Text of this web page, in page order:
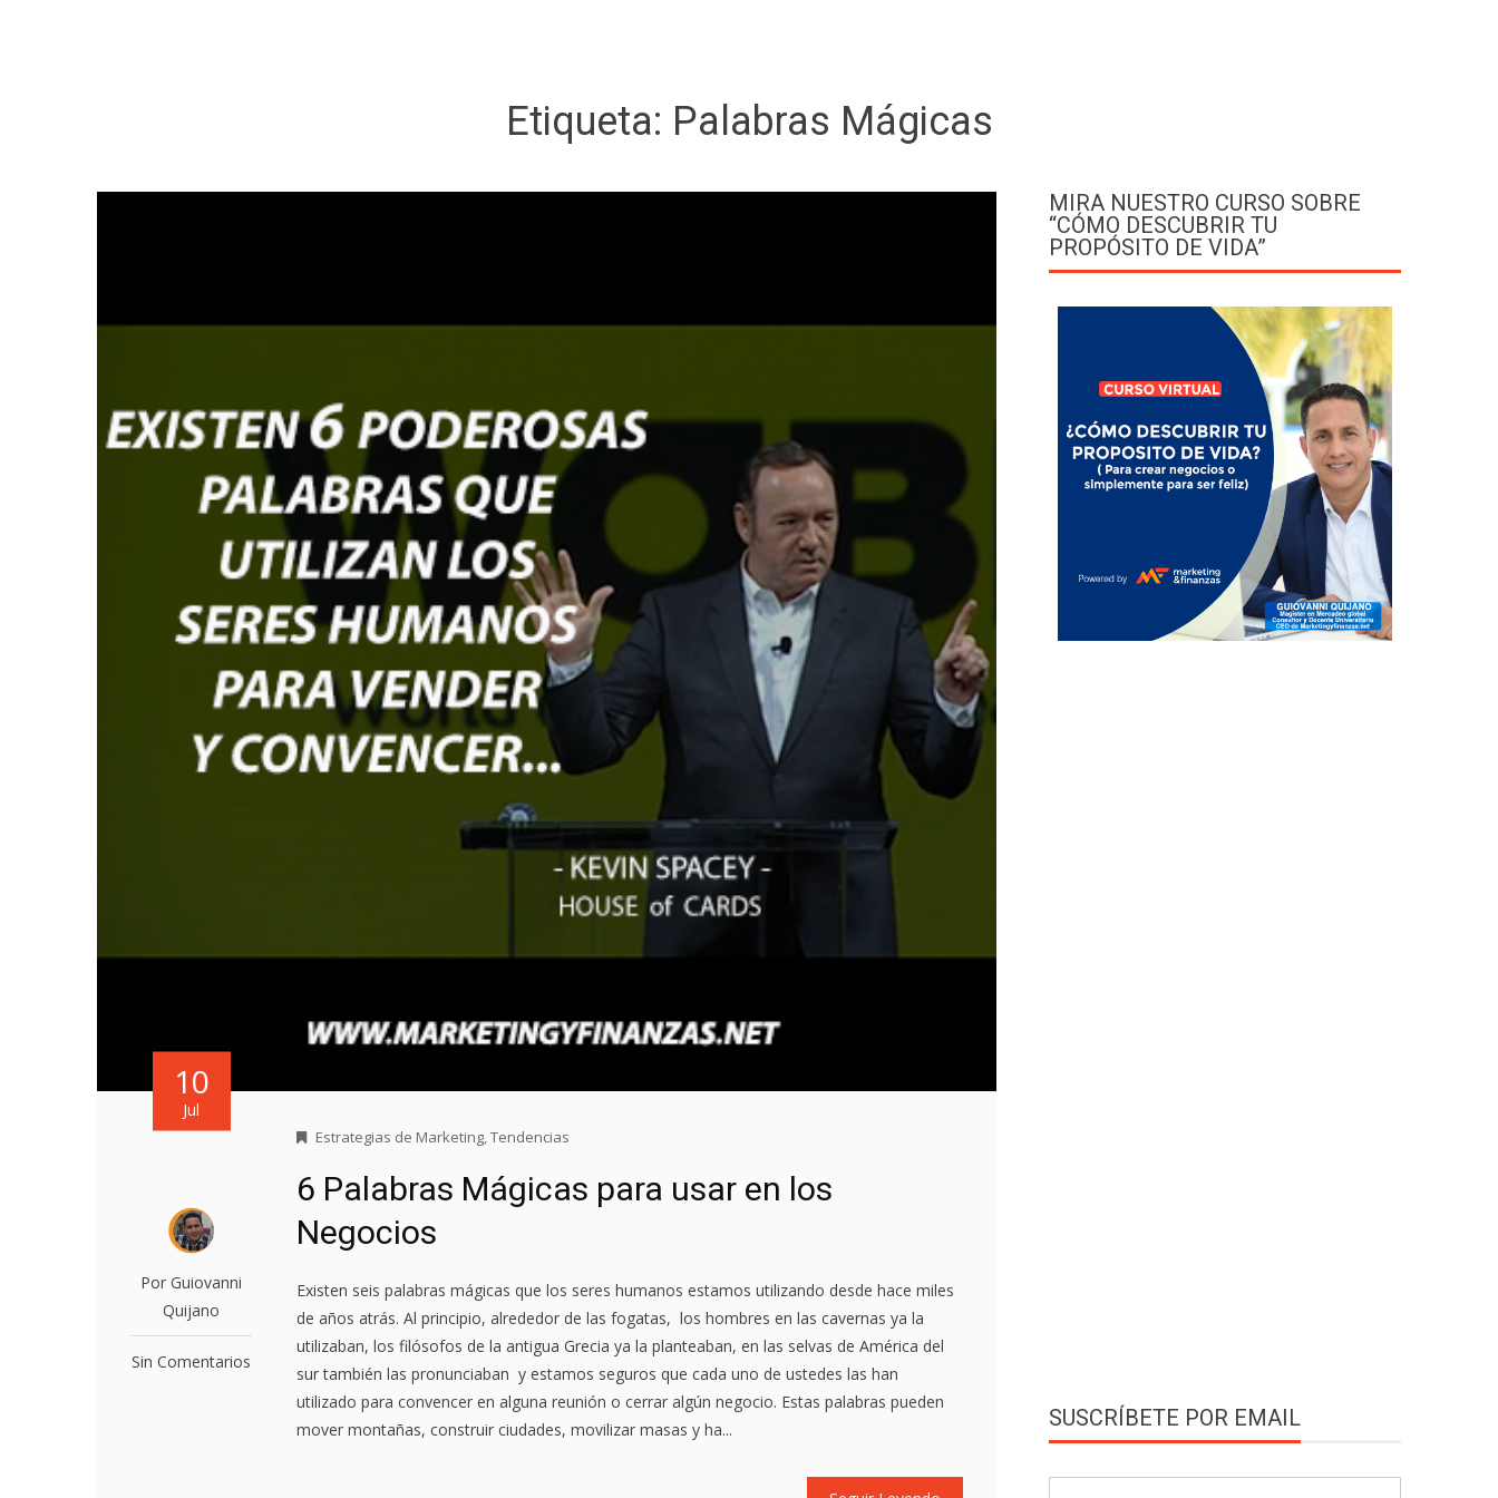
Etiqueta: Palabras Mágicas
10
Jul
Por Guiovanni
Quijano
Sin Comentarios
Estrategias de Marketing,Tendencias
6 Palabras Mágicas para usar en los
Negocios
Existen seis palabras mágicas que los seres humanos estamos utilizando desde hace miles
de años atrás. Al principio, alrededor de las fogatas, los hombres en las cavernas ya la
utilizaban, los filósofos de la antigua Grecia ya la planteaban, en las selvas de América del
sur también las pronunciaban y estamos seguros que cada uno de ustedes las han
utilizado para convencer en alguna reunión o cerrar algún negocio. Estas palabras pueden
mover montañas, construir ciudades, movilizar masas y ha...
MIRA NUESTRO CURSO SOBRE
“CÓMO DESCUBRIR TU
PROPÓSITO DE VIDA”
SUSCRÍBETE POR EMAIL